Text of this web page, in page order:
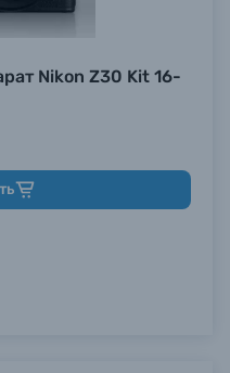
Nikon Z30 Kit 16-